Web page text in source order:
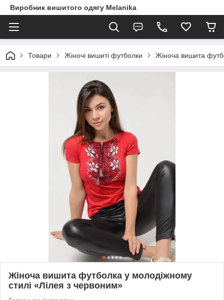
Виробник вишитого одягу Melanika
Товари Жіночі вишиті футболки Жіноча вишита
Жіноча вишита футболка у молодіжному
стилі «Лілея з червоним»